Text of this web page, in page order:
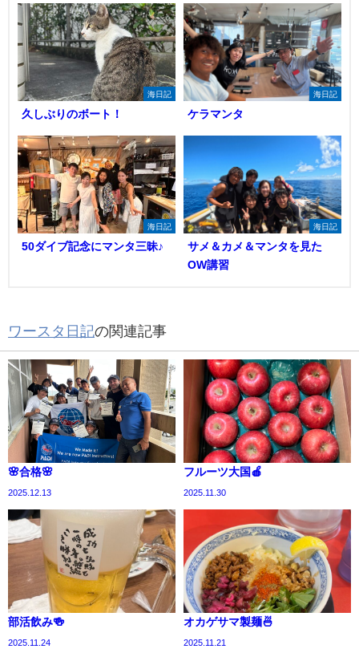
海日記
久しぶりのボート！
海日記
ケラマンタ
海日記
50ダイブ記念にマンタ三昧♪
海日記
サメ＆カメ＆マンタを見た
OW講習
ワースタ日記の関連記事
🌸合格🌸
2025.12.13
フルーツ大国🍎
2025.11.30
部活飲み🍻
2025.11.24
オカゲサマ製麺🍜
2025.11.21